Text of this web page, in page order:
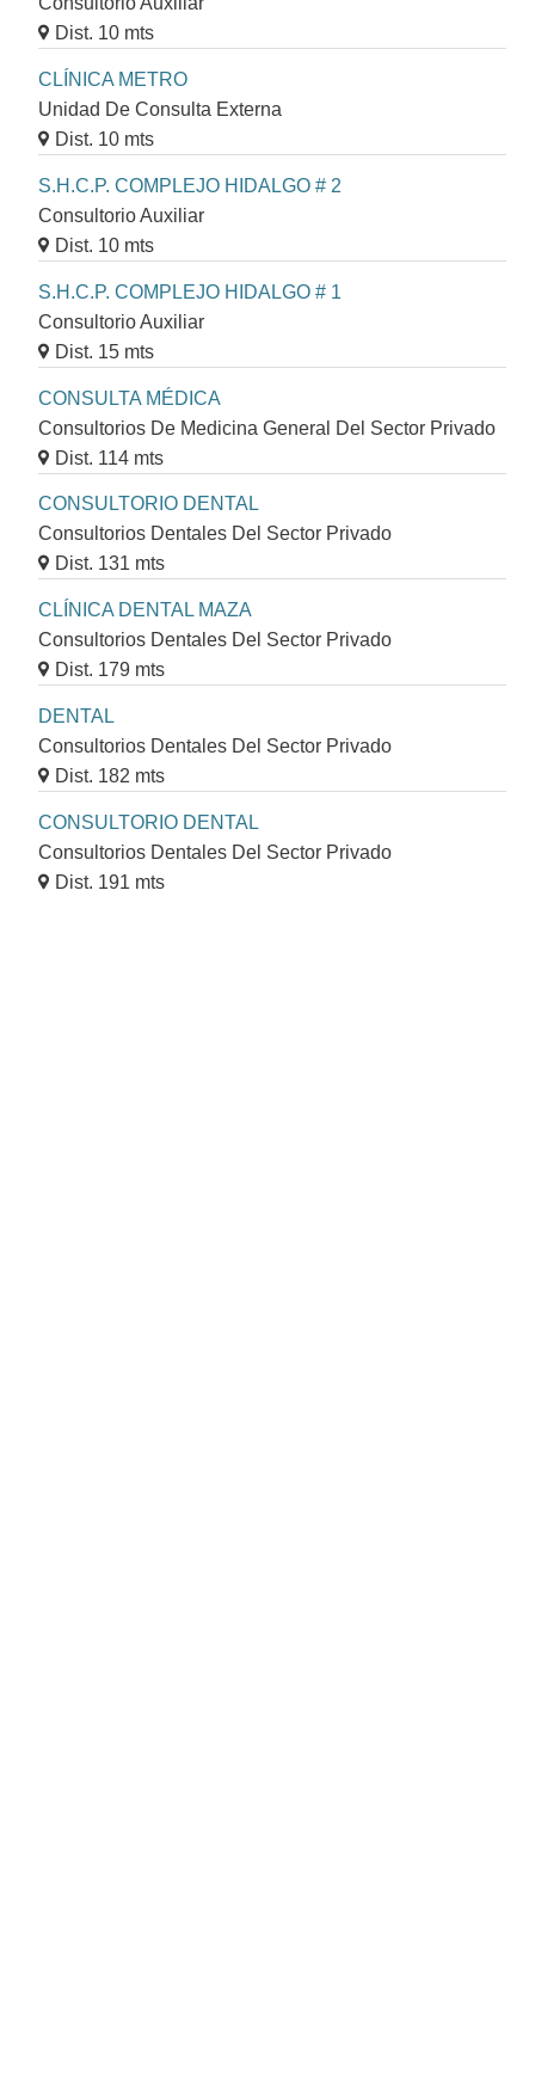
Dist. 10 mts
CLÍNICA METRO
Unidad De Consulta Externa
Dist. 10 mts
S.H.C.P. COMPLEJO HIDALGO # 2
Consultorio Auxiliar
Dist. 10 mts
S.H.C.P. COMPLEJO HIDALGO # 1
Consultorio Auxiliar
Dist. 15 mts
CONSULTA MÉDICA
Consultorios De Medicina General Del Sector Privado
Dist. 114 mts
CONSULTORIO DENTAL
Consultorios Dentales Del Sector Privado
Dist. 131 mts
CLÍNICA DENTAL MAZA
Consultorios Dentales Del Sector Privado
Dist. 179 mts
DENTAL
Consultorios Dentales Del Sector Privado
Dist. 182 mts
CONSULTORIO DENTAL
Consultorios Dentales Del Sector Privado
Dist. 191 mts